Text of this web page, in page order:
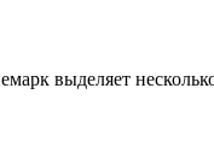
выделяет